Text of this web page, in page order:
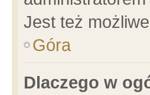
Jest też
Góra
Dlaczego w